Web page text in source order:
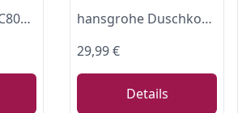
Ideal Standard BC806AA Idealrain Brausehalter für Handbrause, Handbrause Halterung Universal, Brausehalter Wand, Duschhalterung für Duschkopf, Wandmontage Dusche, Badezimmer Bad Zubehör, Chrom
hansgrohe Duschkopfhalterung Porter S, Brausehalter, Mattschwarz
29,99 €
Details